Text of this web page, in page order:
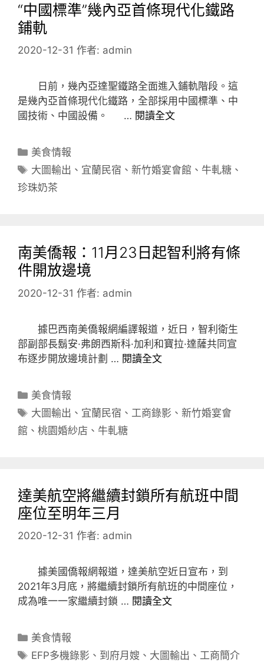
“中國標準”幾內亞首條現代化鐵路
鋪軌
2020-12-31 作者: admin
日前，幾內亞達聖鐵路全面進入鋪軌階段。這
是幾內亞首條現代化鐵路，全部採用中國標準、中
國技術、中國設備。 … 閱讀全文
分
類
美食情報
標
籤
大圖輸出 、 宜蘭民宿 、新竹婚宴會館 、 牛軋糖 、
珍珠奶茶
南美僑報：11月23日起智利將有條
件開放邊境
2020-12-31 作者: admin
據巴西南美僑報網編譯報道，近日，智利衛生
部副部長鬍安·弗朗西斯科·加利和寶拉·達薩共同宣
布逐步開放邊境計劃 … 閱讀全文
分
類
美食情報
標
籤
大圖輸出 、 宜蘭民宿 、 工商錄影 、新竹婚宴會
館 、 桃園婚紗店 、 牛軋糖
達美航空將繼續封鎖所有航班中間
座位至明年三月
2020-12-31 作者: admin
據美國僑報網報道，達美航空近日宣布，到
2021年3月底，將繼續封鎖所有航班的中間座位，
成為唯一一家繼續封鎖 … 閱讀全文
分
類
美食情報
標
EFP多機錄影 、 到府月嫂 、 大圖輸出 、 工商簡介